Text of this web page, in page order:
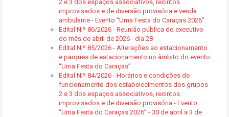
2 e 3 dos espaços associativos, recintos
improvisados e de diversão provisória e venda
ambulante - Evento “Uma Festa do Caraças 2026”
Edital N.º 86/2026 - Reunião pública do executivo
do mês de abril de 2026 - dia 28
Edital N.º 85/2026 - Alterações ao estacionamento
e parques de estacionamento no âmbito do evento
“Uma Festa do Caraças”
Edital N.º 84/2026 - Horários e condições de
funcionamento dos estabelecimentos dos grupos
2 e 3 dos espaços associativos, recintos
improvisados e de diversão provisória - Evento
“Uma Festa do Caraças 2026” - 30 de abril a 3 de